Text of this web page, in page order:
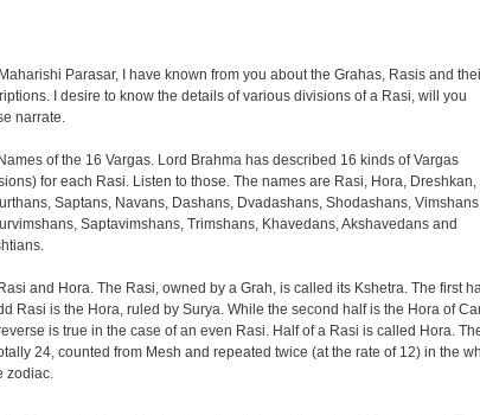
Parasar, I have known from you about the Grahas, Rasis and
I desire to know the details of various divisions of a Rasi, will you
narrate.
of the 16 Vargas. Lord Brahma has described 16 kinds of Vargas
for each Rasi. Listen to those. The names are Rasi, Hora, Dreshkan,
Saptans, Navans, Dashans, Dvadashans, Shodashans,
Saptavimshans, Trimshans, Khavedans, Akshavedans and
and Hora. The Rasi, owned by a Grah, is called its Kshetra. The first
Rasi is the Hora, ruled by Surya. While the second half is the Hora of
is true in the case of an even Rasi. Half of a Rasi is called Hora.
24, counted from Mesh and repeated twice (at the rate of 12) in the
zodiac.